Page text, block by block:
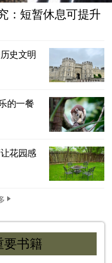
：短暂休息可提升
史文明
的一餐
花园感
要书籍